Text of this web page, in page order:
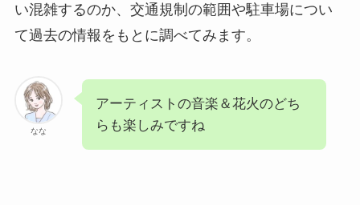
い混雑するのか、交通規制の範囲や駐車場につい
て過去の情報をもとに調べてみます。
なな
アーティストの音楽＆花火のどち
らも楽しみですね